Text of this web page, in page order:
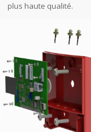
plus haute qualité.